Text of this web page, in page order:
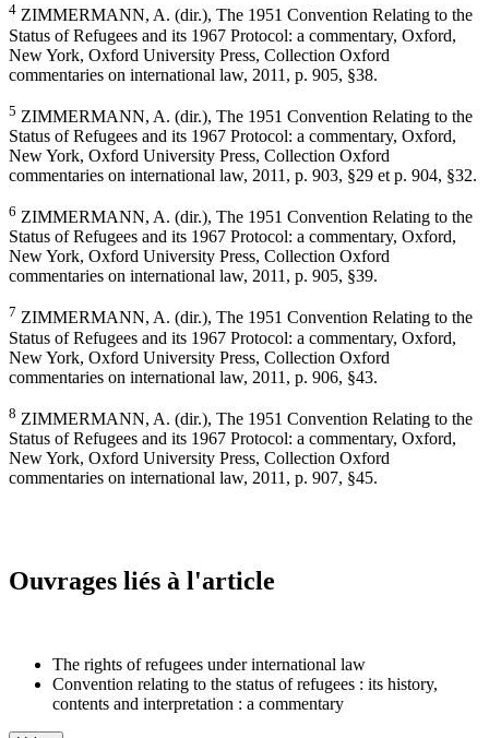
4 ZIMMERMANN, A. (dir.), The 1951 Convention Relating to the
Status of Refugees and its 1967 Protocol: a commentary, Oxford,
New York, Oxford University Press, Collection Oxford
commentaries on international law, 2011, p. 905, §38.
5 ZIMMERMANN, A. (dir.), The 1951 Convention Relating to the
Status of Refugees and its 1967 Protocol: a commentary, Oxford,
New York, Oxford University Press, Collection Oxford
commentaries on international law, 2011, p. 903, §29 et p. 904, §32.
6 ZIMMERMANN, A. (dir.), The 1951 Convention Relating to the
Status of Refugees and its 1967 Protocol: a commentary, Oxford,
New York, Oxford University Press, Collection Oxford
commentaries on international law, 2011, p. 905, §39.
7 ZIMMERMANN, A. (dir.), The 1951 Convention Relating to the
Status of Refugees and its 1967 Protocol: a commentary, Oxford,
New York, Oxford University Press, Collection Oxford
commentaries on international law, 2011, p. 906, §43.
8 ZIMMERMANN, A. (dir.), The 1951 Convention Relating to the
Status of Refugees and its 1967 Protocol: a commentary, Oxford,
New York, Oxford University Press, Collection Oxford
commentaries on international law, 2011, p. 907, §45.
Ouvrages liés à l'article
The rights of refugees under international law
Convention relating to the status of refugees : its history,
contents and interpretation : a commentary